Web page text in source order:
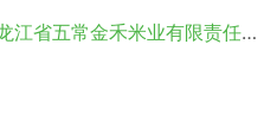
省五常金禾米业有限责任公司